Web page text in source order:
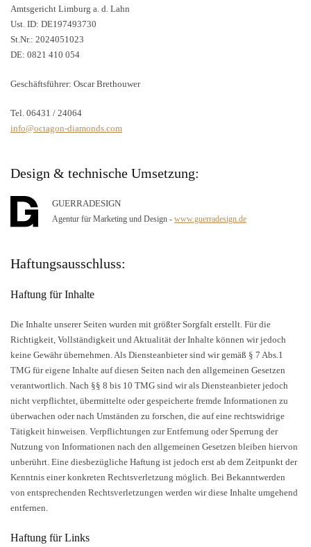
Amtsgericht Limburg a. d. Lahn
Ust. ID: DE197493730
St.Nr.: 2024051023
DE: 0821 410 054
Geschäftsführer: Oscar Brethouwer
Tel. 06431 / 24064
info@octagon-diamonds.com
Design & technische Umsetzung:
GUERRADESIGN
Agentur für Marketing und Design - www.guerradesign.de
Haftungsausschluss:
Haftung für Inhalte
Die Inhalte unserer Seiten wurden mit größter Sorgfalt erstellt. Für die
Richtigkeit, Vollständigkeit und Aktualität der Inhalte können wir jedoch
keine Gewähr übernehmen. Als Diensteanbieter sind wir gemäß § 7 Abs.1
TMG für eigene Inhalte auf diesen Seiten nach den allgemeinen Gesetzen
verantwortlich. Nach §§ 8 bis 10 TMG sind wir als Diensteanbieter jedoch
nicht verpflichtet, übermittelte oder gespeicherte fremde Informationen zu
überwachen oder nach Umständen zu forschen, die auf eine rechtswidrige
Tätigkeit hinweisen. Verpflichtungen zur Entfernung oder Sperrung der
Nutzung von Informationen nach den allgemeinen Gesetzen bleiben hiervon
unberührt. Eine diesbezügliche Haftung ist jedoch erst ab dem Zeitpunkt der
Kenntnis einer konkreten Rechtsverletzung möglich. Bei Bekanntwerden
von entsprechenden Rechtsverletzungen werden wir diese Inhalte umgehend
entfernen.
Haftung für Links